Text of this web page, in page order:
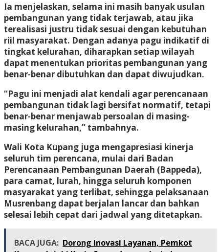
Ia menjelaskan, selama ini masih banyak usulan
pembangunan yang tidak terjawab, atau jika
terealisasi justru tidak sesuai dengan kebutuhan
riil masyarakat. Dengan adanya pagu indikatif di
tingkat kelurahan, diharapkan setiap wilayah
dapat menentukan prioritas pembangunan yang
benar-benar dibutuhkan dan dapat diwujudkan.
“Pagu ini menjadi alat kendali agar perencanaan
pembangunan tidak lagi bersifat normatif, tetapi
benar-benar menjawab persoalan di masing-
masing kelurahan,” tambahnya.
Wali Kota Kupang juga mengapresiasi kinerja
seluruh tim perencana, mulai dari Badan
Perencanaan Pembangunan Daerah (Bappeda),
para camat, lurah, hingga seluruh komponen
masyarakat yang terlibat, sehingga pelaksanaan
Musrenbang dapat berjalan lancar dan bahkan
selesai lebih cepat dari jadwal yang ditetapkan.
BACA JUGA: Dorong Inovasi Layanan, Pemkot